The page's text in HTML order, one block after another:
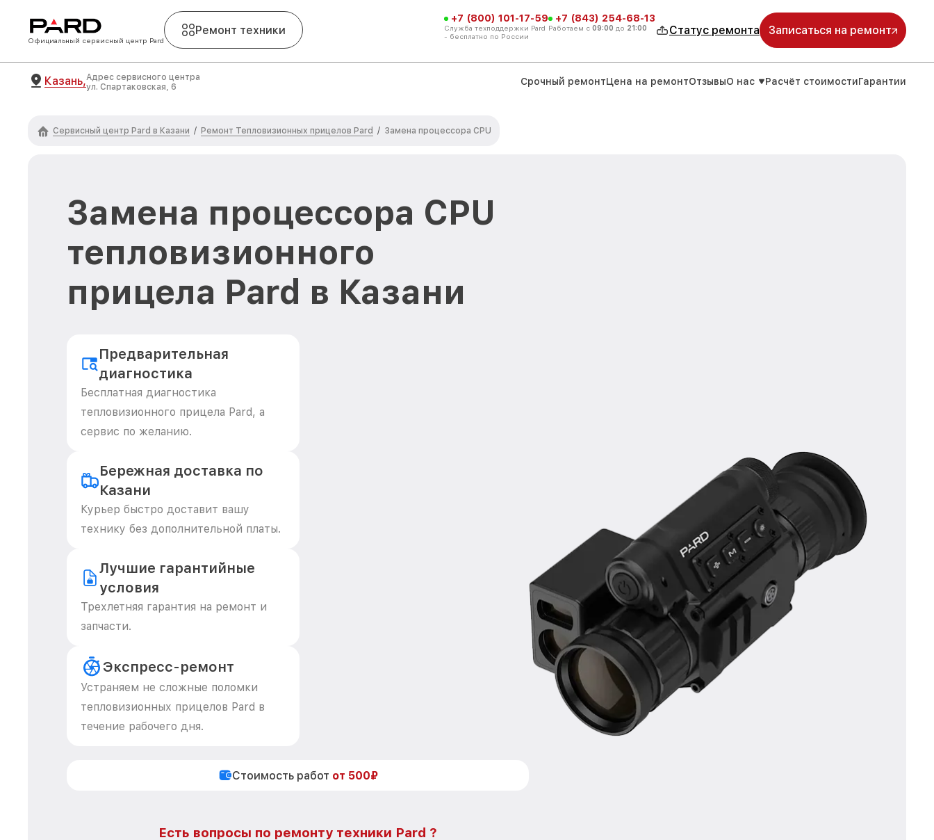
Официальный сервисный центр Pard
Ремонт техники
+7 (800) 101-17-59
Служба техподдержки Pard
- бесплатно по России
+7 (843) 254-68-13
Работаем с 09:00 до 21:00 Статус ремонта Записаться на ремонт
Казань,Адрес сервисного центра
ул. Спартаковская, 6
Срочный ремонтЦена на ремонтОтзывыО нас Расчёт стоимостиГарантии
Сервисный центр Pard в Казани / Ремонт Тепловизионных прицелов Pard / Замена процессора CPU
Замена процессора CPU
тепловизионного
прицела Pard в Казани
Предварительная
диагностика
Бесплатная диагностика
тепловизионного прицела Pard, а
сервис по желанию.
Бережная доставка по
Казани
Курьер быстро доставит вашу
технику без дополнительной платы.
Лучшие гарантийные
условия
Трехлетняя гарантия на ремонт и
запчасти.
Экспресс-ремонт
Устраняем не сложные поломки
тепловизионных прицелов Pard в
течение рабочего дня.
Стоимость работ от 500₽
Есть вопросы по ремонту техники Pard ?